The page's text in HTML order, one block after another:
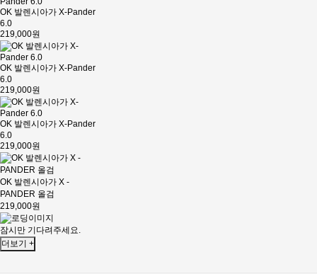
OK 발렌시아가 X-Pander
6.0
219,000원
OK 발렌시아가 X-Pander
6.0
219,000원
OK 발렌시아가 X-Pander
6.0
219,000원
OK 발렌시아가 X -
PANDER 올검
219,000원
잠시만 기다려주세요.
더보기 +